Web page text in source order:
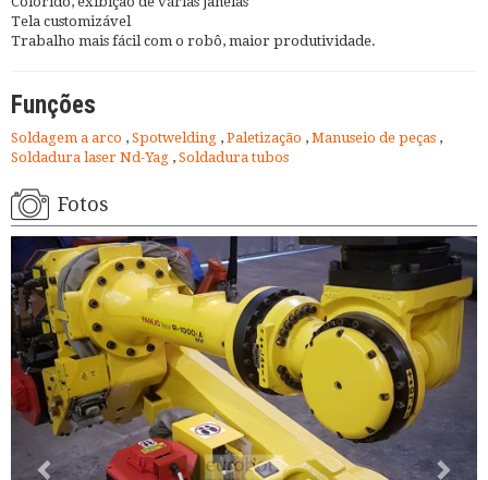
Tela customizável
Trabalho mais fácil com o robô, maior produtividade.
Funções
Soldagem a arco , Spotwelding , Paletização , Manuseio de peças ,
Soldadura laser Nd-Yag , Soldadura tubos
Fotos